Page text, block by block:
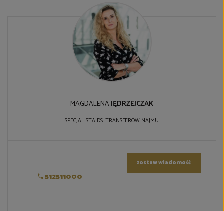
MAGDALENAJĘDRZEJCZAK
SPECJALISTA DS. TRANSFERÓW NAJMU
512511000
zostaw wiadomość